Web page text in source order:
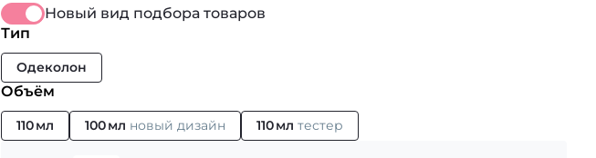
Новый вид подбора товаров
Тип
Одеколон
Объём
110 мл 100 мл новый дизайн 110 мл тестер